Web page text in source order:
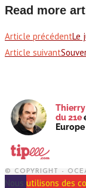
Read more
Article précédentLe
Article suivant
du 21e
© COPYRIGHT -
Nous utilisons des